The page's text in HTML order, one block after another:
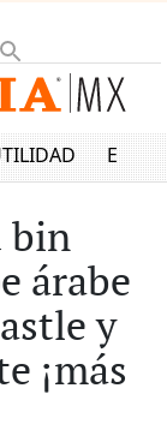
bin
árabe
y
¡más